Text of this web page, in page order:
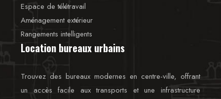
Espace de télétravail
Aménagement extérieur
Rangements intelligents
Location bureaux urbains
Trouvez des bureaux modernes en centre-ville, offrant
un accès facile aux transports et une infrastructure